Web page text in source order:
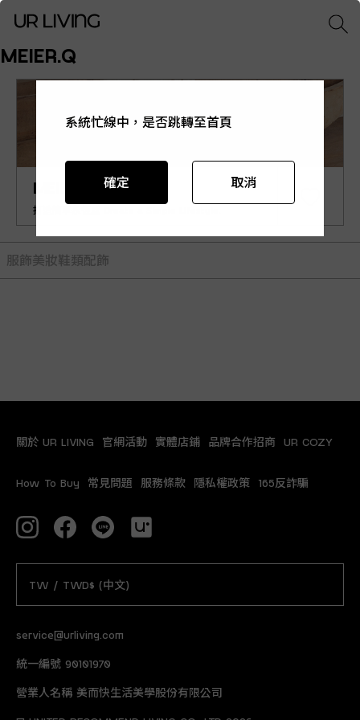
MEIER.Q
MEIER.Q
打造簡單永恆感 Create a Simple Lifestyle.
服飾美妝 鞋類配飾
service@urliving.com
統一編號 90101970
營業人名稱 美而快生活美學股份有限公司
關於 UR LIVING 官網活動 實體店鋪 品牌合作招商 UR COZY
How To Buy 常見問題 服務條款 隱私權政策 165反詐騙
TW / TWD$ (中文)
系統忙線中，是否跳轉至首頁
確定 取消
系統忙線中，是否跳轉至首頁
確定 取消
系統忙線中，是否跳轉至首頁
確定 取消
系統忙線中，是否跳轉至首頁
確定 取消
系統忙線中，是否跳轉至首頁
確定 取消